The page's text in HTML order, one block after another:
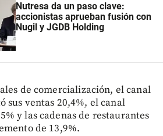
Nutresa da un paso clave:
accionistas aprueban fusión con
Nugil y JGDB Holding
de comercialización, el canal
sus ventas 20,4%, el canal
y las cadenas de restaurantes
de 13,9%.